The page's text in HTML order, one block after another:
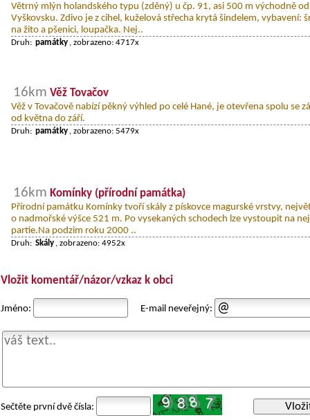
Větrný mlýn holandského typu (zděný) u čp. 91, asi 500 m východně od
Vyškovsku. Zdivo je z cihel, kuželová střecha krytá šindelem, vybavení:
na žito a pšenici, loupačka. Nej..
Druh: památky , zobrazeno: 4717x
16km Věž Tovačov
Věž v Tovačově nabízí pěkný výhled po celé Hané, je otevřena spolu se
od května do září.
Druh: památky , zobrazeno: 5479x
16km Komínky (přírodní památka)
Přírodní památku Komínky tvoří skály z pískovce magurské vrstvy,
o nadmořské výšce 521 m. Po vysekaných schodech lze vystoupit na
partie.Na podzim roku 2000 ..
Druh: Skály , zobrazeno: 4952x
Vložit komentář/názor/vzkaz k obci
Jméno: E-mail neveřejný:
Sečtěte první dvě čísla: